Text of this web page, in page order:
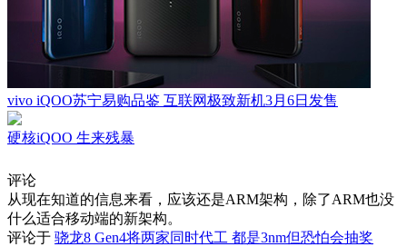
vivo iQOO苏宁易购品鉴 互联网极致新机3月6日发售
硬核iQOO 生来残暴
评论
从现在知道的信息来看，应该还是ARM架构，除了ARM也没
什么适合移动端的新架构。
评论于 骁龙8 Gen4将两家同时代工 都是3nm但恐怕会抽奖